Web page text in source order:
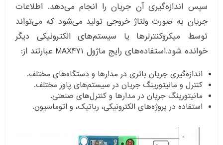
سپس اندازه‌گیری آن جریان را انجام می‌دهد. اطلاعات
جریان به صورت ولتاژ خروجی تولید می‌شود که می‌تواند
توسط میکروکنترلرها یا سیستم‌های الکترونیکی دیگر
خوانده شود.استفاده‌های رایج ماژول MAX471 عبارتند از:
اندازه‌گیری جریان باتری در مدارها و دستگاه‌های مختلف.
کنترل و مانیتورینگ جریان در سیستم‌های پاور مختلف.
مانیتورینگ جریان در مدارها و کنترل‌های صنعتی.
استفاده در پروژه‌های الکترونیکی، رباتیک، و اتوماسیون.